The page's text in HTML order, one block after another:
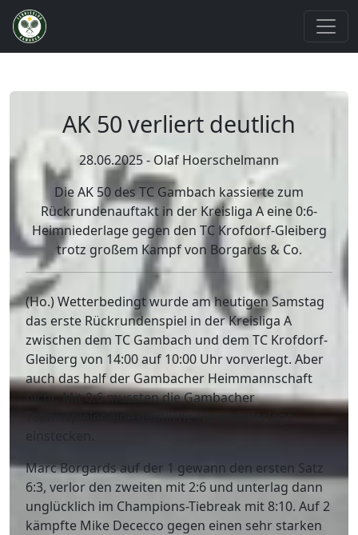
AK 50 verliert deutlich
28.06.2025 - Olaf Hoerschelmann
Die AK 50 des TC Gambach kassierte zum
Rückrundenauftakt in der Kreisliga A eine 0:6-
Heimniederlage gegen den TC Krofdorf-Gleiberg
trotz großem Kampf von Borgards & Co.
(Ho.) Wetterbedingt wurde am heutigen Samstag
das erste Rückrundenspiel in der Kreisliga A
zwischen dem TC Gambach und dem TC Krofdorf-
Gleiberg von 14:00 auf 10:00 Uhr vorverlegt. Aber
auch das half der Gambacher Heimmannschaft
nicht. Mit 0:6 mussten die Gambacher
Marc Borgards auf der 1 gewann den ersten Satz
6:3, verlor den zweiten mit 2:6 und unterlag dann
unglücklich im Champions-Tiebreak mit 8:10. Auf 2
kämpfte Mike Dececco gegen einen sehr starken